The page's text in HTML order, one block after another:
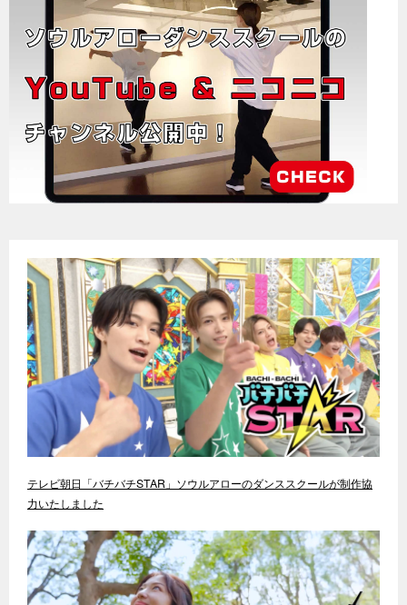
テレビ朝日「バチバチSTAR」ソウルアローのダンススクールが制作協
力いたしました